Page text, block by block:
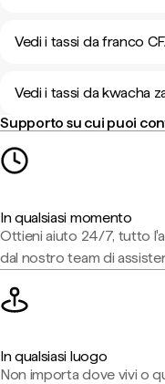
Vedi i tassi da franco
Vedi i tassi da kwacha
Supporto su cui puoi
In qualsiasi momento
Ottieni aiuto 24/7, tutto
dal nostro team di
In qualsiasi luogo
Non importa dove vivi o